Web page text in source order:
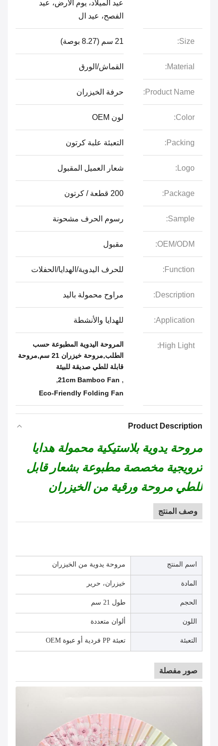
عيد الميلاد، يوم الأرض، عيد
الفصح، عيد ال
Material: القماش/الورق
Product Name: حرفة الخيزران
Color:
Packing: التعبئة علبة كرتون
Logo: شعار العميل المقبول
Package:
Sample: رسوم الحرف مشحونة
OEM/ODM: مقبول
Function: للحرف اليدوية/الهدايا/الحفلات
Description: مراوح محمولة باليد
Application: للهدايا والأنشطة
High Light:
المروحة اليدوية المطبوعة حسب
الطلب,مروحة خيزران 21 سم,مروحة
قابلة للطي صديقة للبيئة
21cm Bamboo Fan
,
Eco-Friendly Folding Fan
Product Description
مروحة يدوية بلاستيكية محمولة هدايا
ترويجية مخصصة مطبوعة بشعار قابل
للطي مروحة ورقية من الخيزران
وصف المنتج
اسم المنتج مروحة يدوية من الخيزران
خيزران، حرير
ألوان متعددة
صور مفصلة